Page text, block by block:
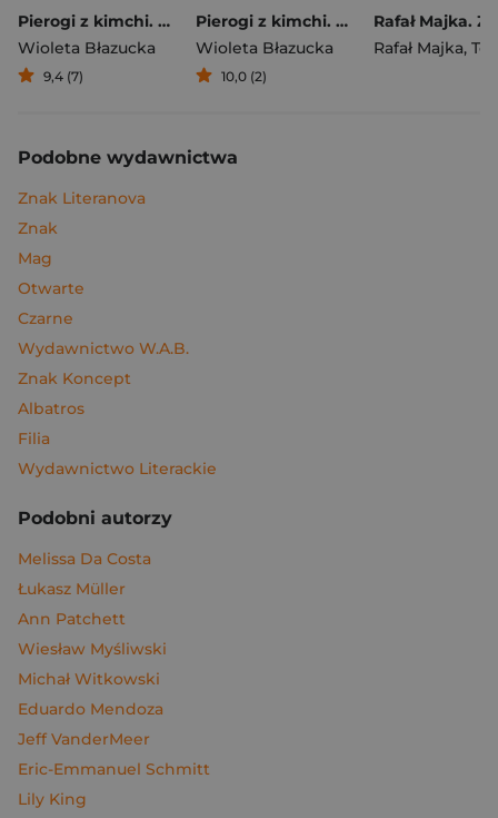
Pierogi z kimchi. Moje ulubione azjatyckie przepisy
Wioleta Błazucka
9,4 (7)
Pierogi z kimchi. Moje ulubione azjatyckie przepisy - książka z autografem
Wioleta Błazucka
10,0 (2)
Rafał Majka,
Podobne wydawnictwa
Znak Literanova
Znak
Mag
Otwarte
Czarne
Wydawnictwo W.A.B.
Znak Koncept
Albatros
Filia
Wydawnictwo Literackie
Podobni autorzy
Melissa Da Costa
Łukasz Müller
Ann Patchett
Wiesław Myśliwski
Michał Witkowski
Eduardo Mendoza
Jeff VanderMeer
Eric-Emmanuel Schmitt
Lily King